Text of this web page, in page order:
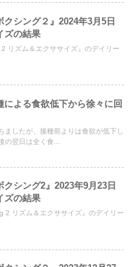
クシング２』2024年3月5日
ズの結果
リズム＆エクササイズ』のデイリー
による食欲低下から徐々に回
ましたが、接種前よりは食欲が低下し
の翌日は全く食...
クシング2』2023年9月23日
ズの結果
2 リズム＆エクササイズ』のデイリー